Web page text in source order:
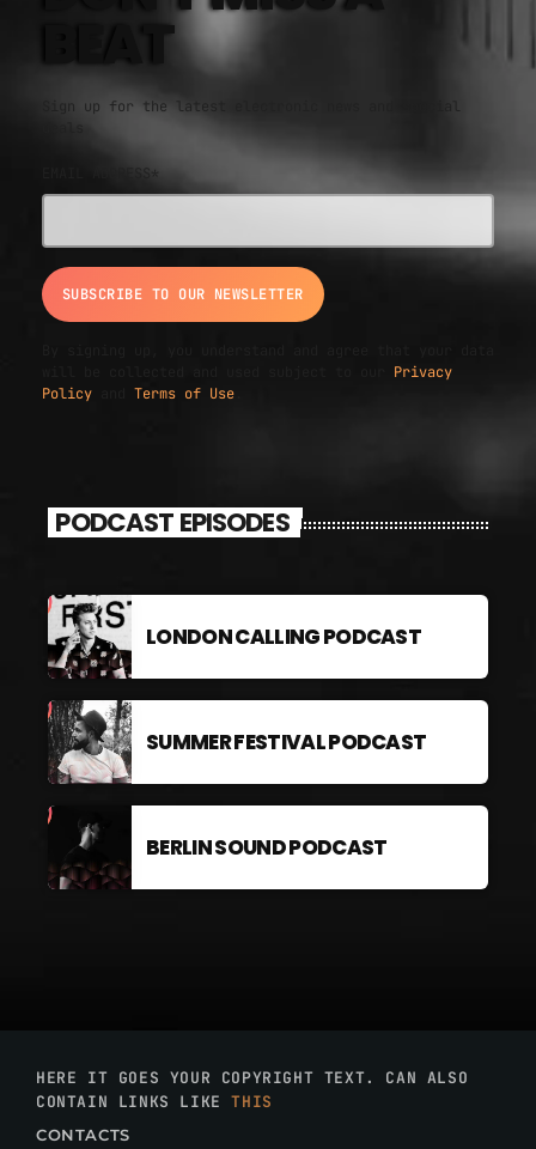
BEAT
Sign up for the latest electronic news and special
EMAIL ADDRESS*
Privacy
Policy
Terms of Use
PODCAST EPISODES
LONDON CALLING PODCAST
SUMMER FESTIVAL PODCAST
BERLIN SOUND PODCAST
HERE IT GOES YOUR COPYRIGHT TEXT. CAN ALSO
CONTAIN LINKS LIKETHIS
CONTACTS